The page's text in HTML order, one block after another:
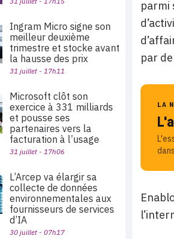
parmi
par
LA
Ingram Micro signe son
meilleur deuxième
trimestre et stocke avant
la hausse des prix
31 juillet - 17h11
Microsoft clôt son
exercice à 331 milliards
et pousse ses
partenaires vers la
facturation à l’usage
31 juillet - 17h06
L’Arcep va élargir sa
collecte de données
environnementales aux
fournisseurs de services
d’IA
30 juillet - 07h17